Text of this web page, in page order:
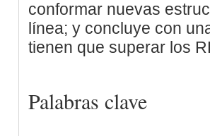
conformar nuevas
línea; y concluye con
tienen que superar los
Palabras clave